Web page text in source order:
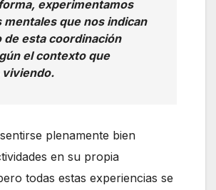
experimentamos
mentales que nos indican
de esta coordinación
el contexto que
plenamente bien
en su propia
todas estas experiencias se